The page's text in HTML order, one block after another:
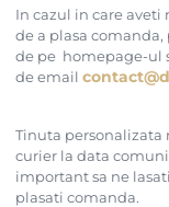
In cazul in care
de a plasa
de pe homepage-ul
de email
Tinuta personalizata
curier la data
important sa ne
plasati comanda.